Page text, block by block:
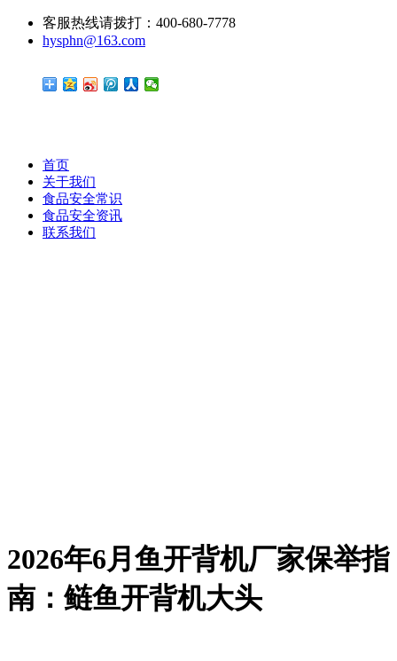
客服热线请拨打：400-680-7778
hysphn@163.com
首页
关于我们
食品安全常识
食品安全资讯
联系我们
2026年6月鱼开背机厂家保举指
南：鲢鱼开背机大头